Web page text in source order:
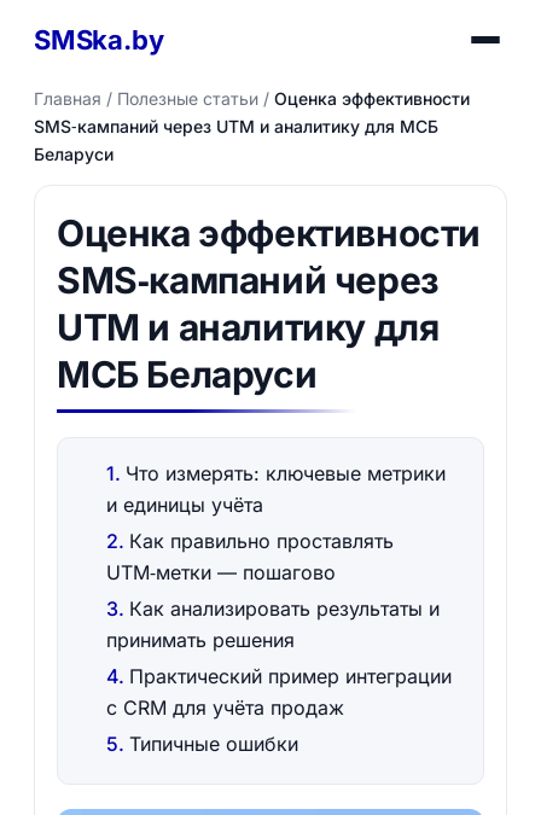
SMSka.by
Главная / Полезные статьи/ Оценка эффективности
SMS‑кампаний через UTM и аналитику для МСБ
Беларуси
Оценка эффективности
SMS‑кампаний через
UTM и аналитику для
МСБ Беларуси
Что измерять: ключевые метрики
и единицы учёта
Как правильно проставлять
UTM‑метки — пошагово
Как анализировать результаты и
принимать решения
Практический пример интеграции
с CRM для учёта продаж
Типичные ошибки